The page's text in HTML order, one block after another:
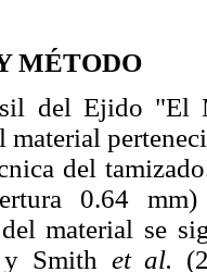
MÉTODO
del Ejido "El
material
del
0.64
material se
Smith et al.